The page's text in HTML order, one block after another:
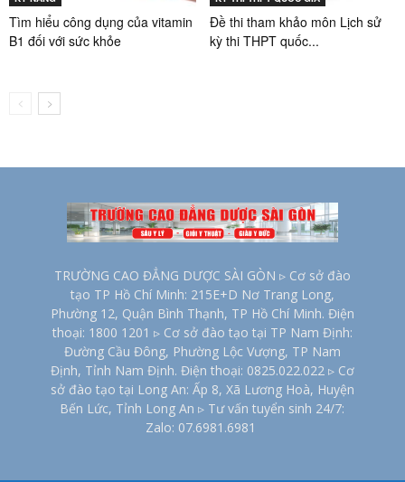
Tìm hiểu công dụng của vitamin
B1 đối với sức khỏe
Đề thi tham khảo môn Lịch sử
kỳ thi THPT quốc...
TRƯỜNG CAO ĐẲNG DƯỢC SÀI GÒN ▹ Cơ sở đào
tạo TP Hồ Chí Minh: 215E+D Nơ Trang Long,
Phường 12, Quận Bình Thạnh, TP Hồ Chí Minh. Điện
thoại: 1800 1201 ▹ Cơ sở đào tạo tại TP Nam Định:
Đường Cầu Đông, Phường Lộc Vượng, TP Nam
Định, Tỉnh Nam Định. Điện thoại: 0825.022.022 ▹ Cơ
sở đào tạo tại Long An: Ấp 8, Xã Lương Hoà, Huyện
Bến Lức, Tỉnh Long An ▹ Tư vấn tuyển sinh 24/7:
Zalo: 07.6981.6981